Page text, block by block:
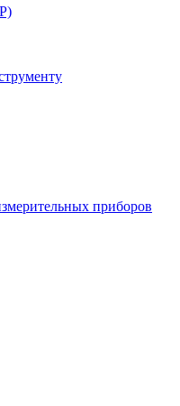
приборов